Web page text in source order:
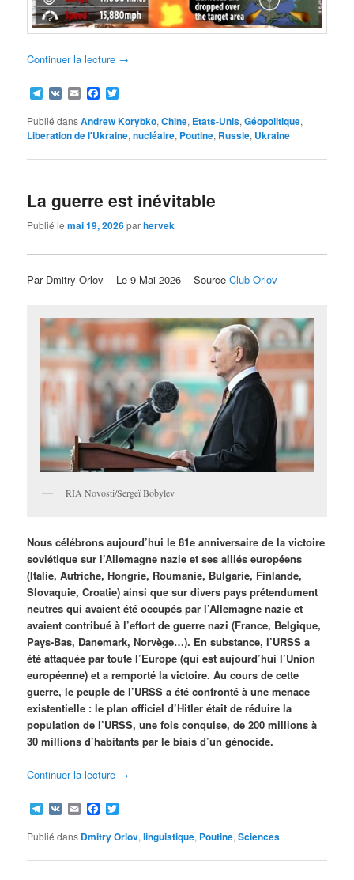
Continuer la lecture →
Telegram
VK EmailFacebook
Publié dansAndrew Korybko,Chine, Etats-Unis,Géopolitique,
Liberation de l'Ukraine,nucléaire, Poutine, Russie, Ukraine
La guerre est inévitable
Publié lemai 19, 2026parhervek
Par Dmitry Orlov − Le 9 Mai 2026 − SourceClub Orlov
RIA Novosti/Sergeï Bobylev
Nous célébrons aujourd’hui le 81e anniversaire de la victoire
soviétique sur l’Allemagne nazie et ses alliés européens
(Italie, Autriche, Hongrie, Roumanie, Bulgarie, Finlande,
Slovaquie, Croatie) ainsi que sur divers pays prétendument
neutres qui avaient été occupés par l’Allemagne nazie et
avaient contribué à l’effort de guerre nazi (France, Belgique,
Pays-Bas, Danemark, Norvège…). En substance, l’URSS a
été attaquée par toute l’Europe (qui est aujourd’hui l’Union
européenne) et a remporté la victoire. Au cours de cette
guerre, le peuple de l’URSS a été confronté à une menace
existentielle : le plan officiel d’Hitler était de réduire la
population de l’URSS, une fois conquise, de 200 millions à
30 millions d’habitants par le biais d’un génocide.
Continuer la lecture →
Telegram
VK EmailFacebook
Publié dans Dmitry Orlov,linguistique, Poutine,Sciences